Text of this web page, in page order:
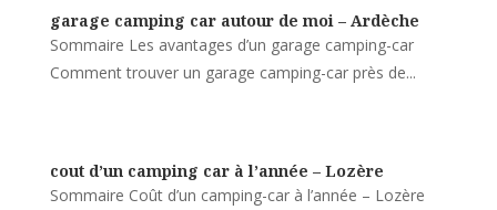
garage camping car autour de moi – Ardèche
Sommaire Les avantages d’un garage camping-car
Comment trouver un garage camping-car près de...
cout d’un camping car à l’année – Lozère
Sommaire Coût d’un camping-car à l’année – Lozère